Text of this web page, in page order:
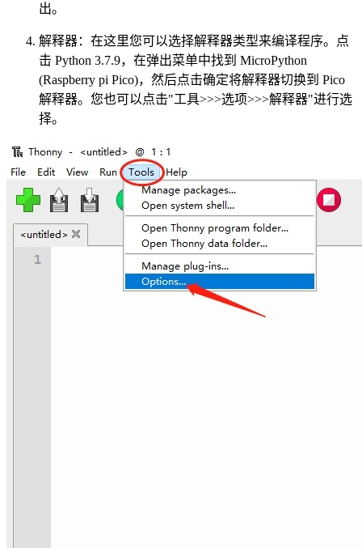
出。
解释器：在这里您可以选择解释器类型来编译程序。点
击 Python 3.7.9，在弹出菜单中找到 MicroPython
(Raspberry pi Pico)，然后点击确定将解释器切换到 Pico
解释器。您也可以点击"工具>>>选项>>>解释器"进行选
择。